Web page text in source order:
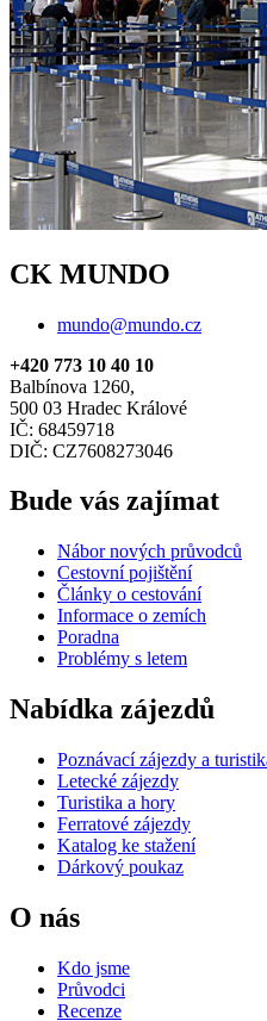
CK MUNDO
mundo@mundo.cz
+420 773 10 40 10
Balbínova 1260,
500 03 Hradec Králové
IČ: 68459718
DIČ: CZ7608273046
Bude vás zajímat
Nábor nových průvodců
Cestovní pojištění
Články o cestování
Informace o zemích
Poradna
Problémy s letem
Nabídka zájezdů
Poznávací zájezdy a
Letecké zájezdy
Turistika a hory
Ferratové zájezdy
Katalog ke stažení
Dárkový poukaz
O nás
Kdo jsme
Průvodci
Recenze